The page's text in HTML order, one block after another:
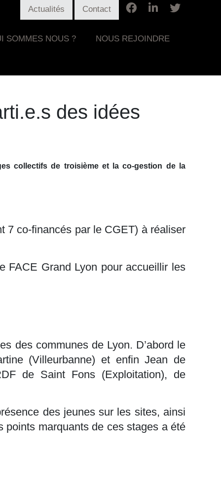
Actualités Contact
SOMMES NOUS ? NOUS REJOINDRE
des idées
collectifs de troisième et la co-gestion de la
7 co-financés par le CGET) à réaliser
FACE Grand Lyon pour accueillir les
des communes de Lyon. D’abord le
(Villeurbanne) et enfin Jean de
de Saint Fons (Exploitation), de
des jeunes sur les sites, ainsi
points marquants de ces stages a été